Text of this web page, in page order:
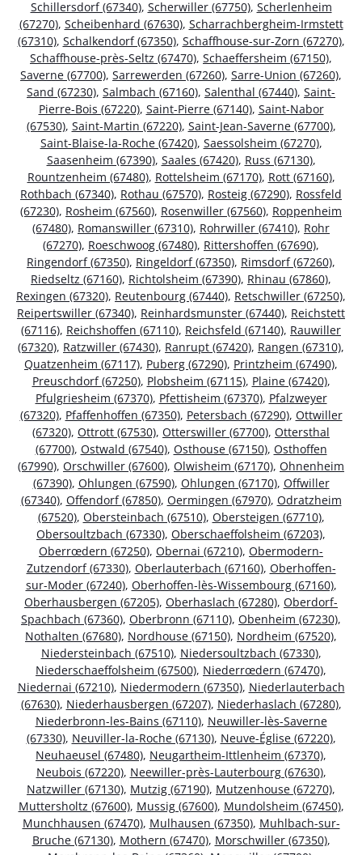
Schillersdorf (67340), Scherwiller (67750), Scherlenheim
(67270), Scheibenhard (67630), Scharrachbergheim-Irmstett
(67310), Schalkendorf (67350), Schaffhouse-sur-Zorn (67270),
Schaffhouse-près-Seltz (67470), Schaeffersheim (67150),
Saverne (67700), Sarrewerden (67260), Sarre-Union (67260),
Sand (67230), Salmbach (67160), Salenthal (67440), Saint-
Pierre-Bois (67220), Saint-Pierre (67140), Saint-Nabor
(67530), Saint-Martin (67220), Saint-Jean-Saverne (67700),
Saint-Blaise-la-Roche (67420), Saessolsheim (67270),
Saasenheim (67390), Saales (67420), Russ (67130),
Rountzenheim (67480), Rottelsheim (67170), Rott (67160),
Rothbach (67340), Rothau (67570), Rosteig (67290), Rossfeld
(67230), Rosheim (67560), Rosenwiller (67560), Roppenheim
(67480), Romanswiller (67310), Rohrwiller (67410), Rohr
(67270), Roeschwoog (67480), Rittershoffen (67690),
Ringendorf (67350), Ringeldorf (67350), Rimsdorf (67260),
Riedseltz (67160), Richtolsheim (67390), Rhinau (67860),
Rexingen (67320), Reutenbourg (67440), Retschwiller (67250),
Reipertswiller (67340), Reinhardsmunster (67440), Reichstett
(67116), Reichshoffen (67110), Reichsfeld (67140), Rauwiller
(67320), Ratzwiller (67430), Ranrupt (67420), Rangen (67310),
Quatzenheim (67117), Puberg (67290), Printzheim (67490),
Preuschdorf (67250), Plobsheim (67115), Plaine (67420),
Pfulgriesheim (67370), Pfettisheim (67370), Pfalzweyer
(67320), Pfaffenhoffen (67350), Petersbach (67290), Ottwiller
(67320), Ottrott (67530), Otterswiller (67700), Ottersthal
(67700), Ostwald (67540), Osthouse (67150), Osthoffen
(67990), Orschwiller (67600), Olwisheim (67170), Ohnenheim
(67390), Ohlungen (67590), Ohlungen (67170), Offwiller
(67340), Offendorf (67850), Oermingen (67970), Odratzheim
(67520), Obersteinbach (67510), Obersteigen (67710),
Obersoultzbach (67330), Oberschaeffolsheim (67203),
Oberrœdern (67250), Obernai (67210), Obermodern-
Zutzendorf (67330), Oberlauterbach (67160), Oberhoffen-
sur-Moder (67240), Oberhoffen-lès-Wissembourg (67160),
Oberhausbergen (67205), Oberhaslach (67280), Oberdorf-
Spachbach (67360), Oberbronn (67110), Obenheim (67230),
Nothalten (67680), Nordhouse (67150), Nordheim (67520),
Niedersteinbach (67510), Niedersoultzbach (67330),
Niederschaeffolsheim (67500), Niederrœdern (67470),
Niedernai (67210), Niedermodern (67350), Niederlauterbach
(67630), Niederhausbergen (67207), Niederhaslach (67280),
Niederbronn-les-Bains (67110), Neuwiller-lès-Saverne
(67330), Neuviller-la-Roche (67130), Neuve-Église (67220),
Neuhaeusel (67480), Neugartheim-Ittlenheim (67370),
Neubois (67220), Neewiller-près-Lauterbourg (67630),
Natzwiller (67130), Mutzig (67190), Mutzenhouse (67270),
Muttersholtz (67600), Mussig (67600), Mundolsheim (67450),
Munchhausen (67470), Mulhausen (67350), Muhlbach-sur-
Bruche (67130), Mothern (67470), Morschwiller (67350),